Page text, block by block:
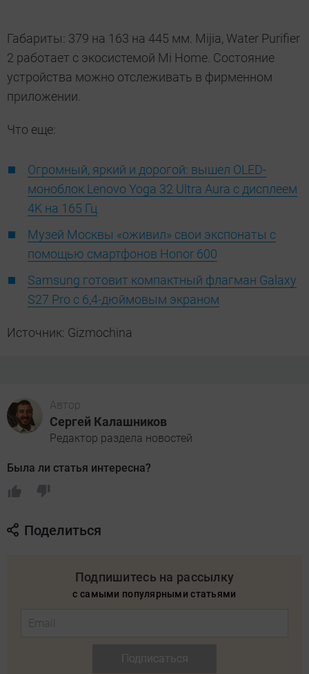
Габариты: 379 на 163 на 445 мм. Mijia, Water Purifier
2 работает с экосистемой Mi Home. Состояние
устройства можно отслеживать в фирменном
приложении.
Что еще:
Огромный, яркий и дорогой: вышел OLED-
моноблок Lenovo Yoga 32 Ultra Aura с дисплеем
4K на 165 Гц
Музей Москвы «оживил» свои экспонаты с
помощью смартфонов Honor 600
Samsung готовит компактный флагман Galaxy
S27 Pro с 6,4-дюймовым экраном
Источник: Gizmochina
Автор
Сергей Калашников
Редактор раздела новостей
Была ли статья интересна?
Поделиться
Подпишитесь на рассылку
с самыми популярными статьями